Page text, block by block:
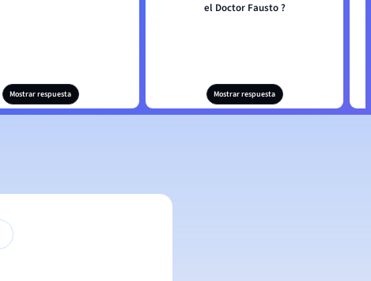
Mostrar respuesta
el Doctor Fausto ?
Mostrar respuesta